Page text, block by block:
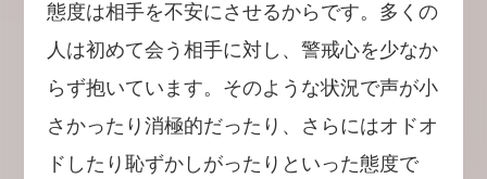
態度は相手を不安にさせるからです。多くの
人は初めて会う相手に対し、警戒心を少なか
らず抱いています。そのような状況で声が小
さかったり消極的だったり、さらにはオドオ
ドしたり恥ずかしがったりといった態度で